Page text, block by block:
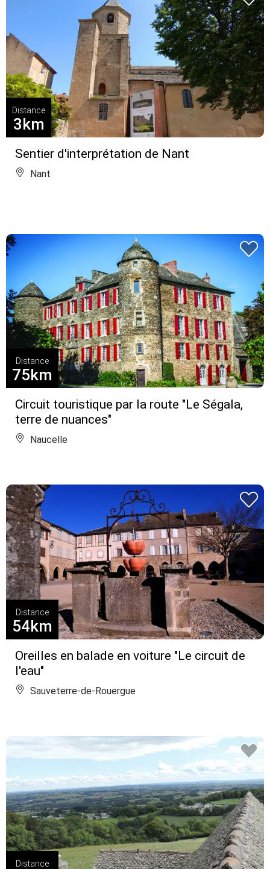
Sentier d'interprétation de Nant
Distance
3km
Nant
Circuit touristique par la route "Le Ségala,
terre de nuances"
Distance
75km
Naucelle
Oreilles en balade en voiture "Le circuit de
l'eau"
Distance
54km
Sauveterre-de-Rouergue
Distance